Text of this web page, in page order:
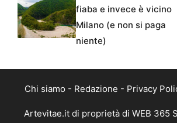
fiaba e invece è vicino
Milano (e non si paga
niente)
Chi siamo - Redazione - Privacy
Artevitae.it di proprietà di WEB 365